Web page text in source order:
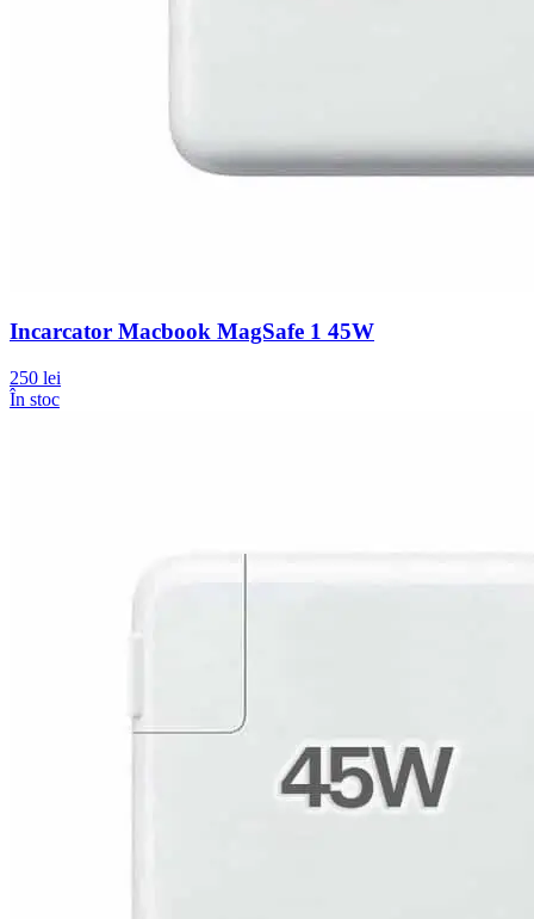
Incarcator Macbook MagSafe 1 45W
250 lei
În stoc